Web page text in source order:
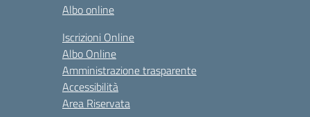
Albo online
Iscrizioni Online
Albo Online
Amministrazione trasparente
Accessibilità
Area Riservata